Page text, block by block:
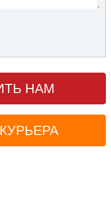
НАМ